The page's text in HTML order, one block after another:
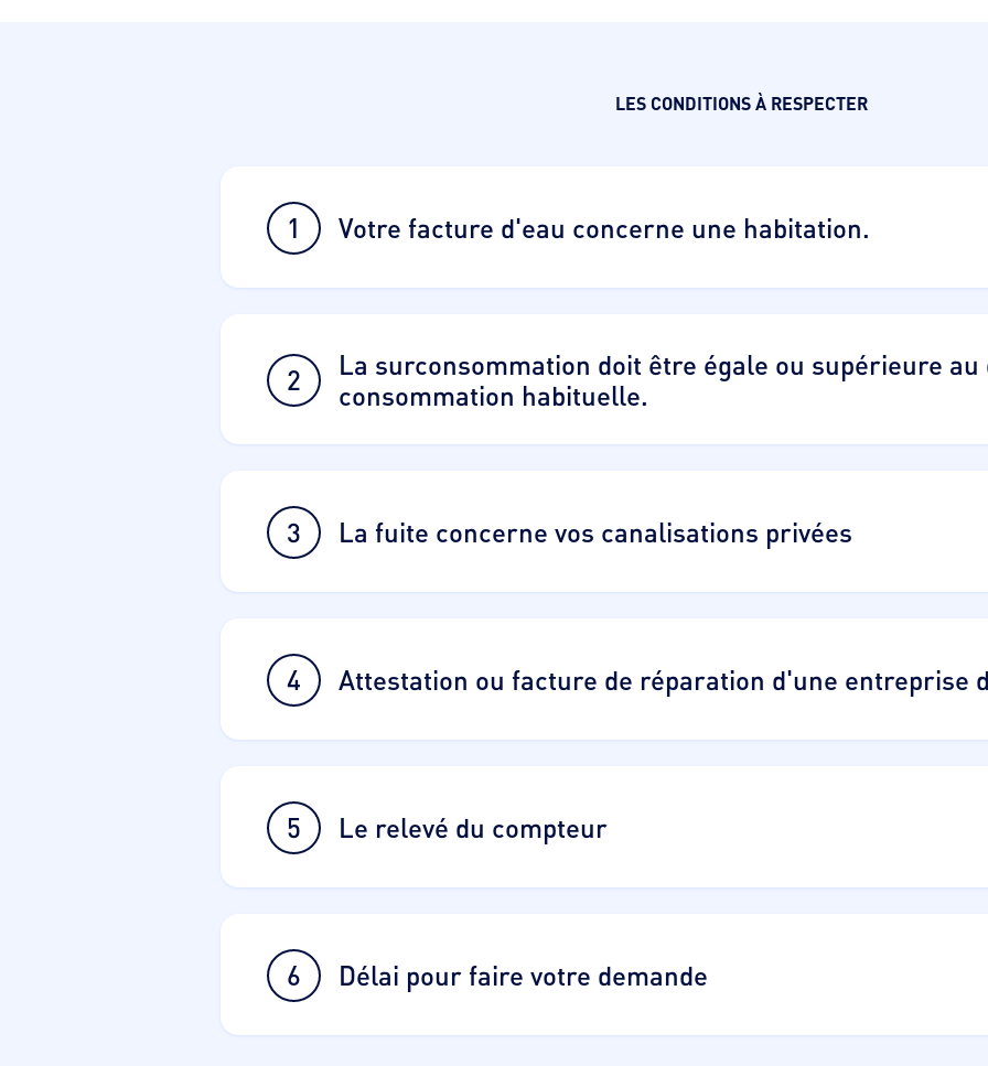
LES CONDITIONS À RESPECTER
1 Votre facture d'eau concerne une habitation.
2
La surconsommation doit être égale ou supérieure au
consommation habituelle.
3 La fuite concerne vos canalisations privées
4 Attestation ou facture de réparation d'une entreprise
5 Le relevé du compteur
6 Délai pour faire votre demande